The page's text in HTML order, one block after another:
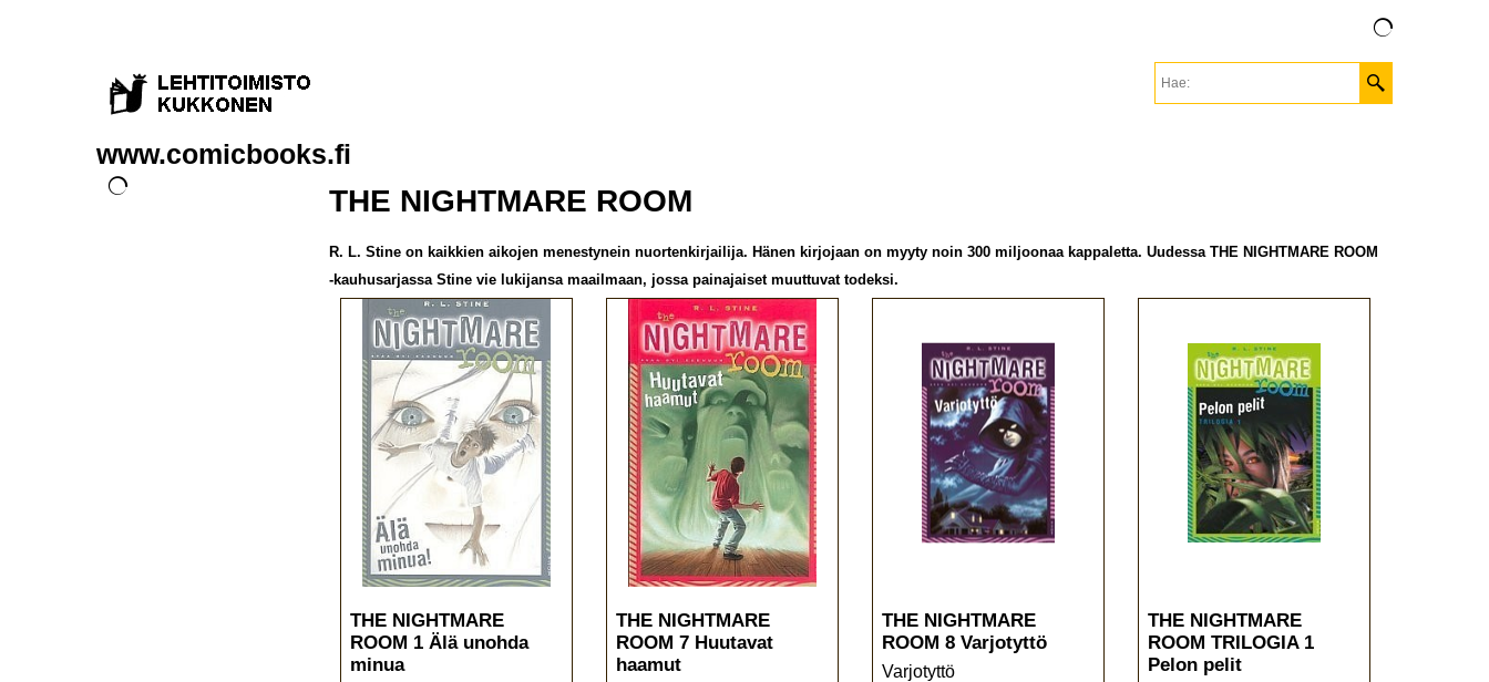
www.comicbooks.fi
THE NIGHTMARE ROOM
R. L. Stine on kaikkien aikojen menestynein nuortenkirjailija. Hänen kirjojaan on myyty noin 300 miljoonaa kappaletta. Uudessa THE NIGHTMARE ROOM
-kauhusarjassa Stine vie lukijansa maailmaan, jossa painajaiset muuttuvat todeksi.
THE NIGHTMARE
ROOM 1 Älä unohda
minua
THE NIGHTMARE
ROOM 7 Huutavat
haamut
THE NIGHTMARE
ROOM 8 Varjotyttö
Varjotyttö
THE NIGHTMARE
ROOM TRILOGIA 1
Pelon pelit